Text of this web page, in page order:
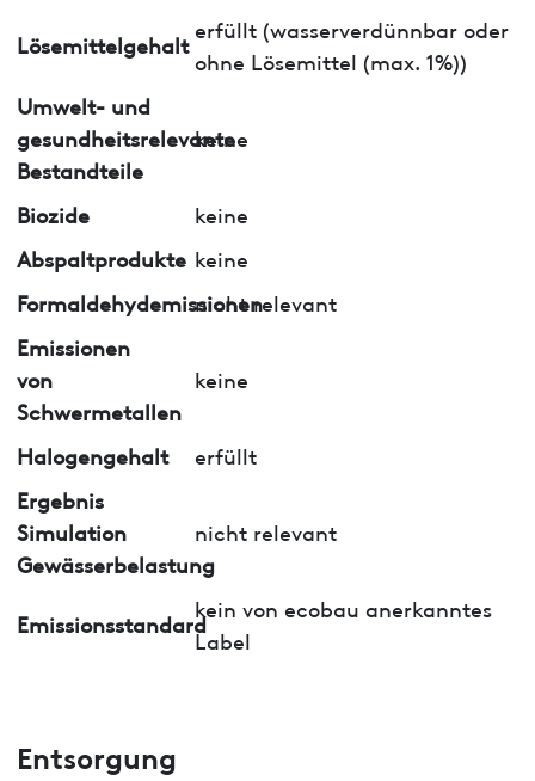
Lösemittelgehalt
erfüllt (wasserverdünnbar oder
ohne Lösemittel (max. 1%))
Umwelt- und
gesundheitsrelevante
Bestandteile
keine
Biozide
keine
Abspaltprodukte keine
Formaldehydemissionennicht relevant
Emissionen
von
Schwermetallen
keine
Halogengehalt
erfüllt
Ergebnis
Simulation
Gewässerbelastung
nicht relevant
Emissionsstandard
kein von ecobau anerkanntes
Label
Entsorgung